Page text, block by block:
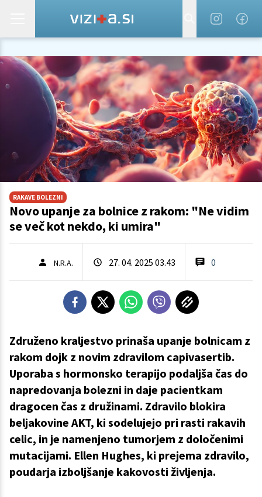
RAKAVE BOLEZNI
Novo upanje za bolnice z rakom: "Ne vidim
se več kot nekdo, ki umira"
N.R.A. 27. 04. 2025 03.43 0
Združeno kraljestvo prinaša upanje bolnicam z
rakom dojk z novim zdravilom capivasertib.
Uporaba s hormonsko terapijo podaljša čas do
napredovanja bolezni in daje pacientkam
dragocen čas z družinami. Zdravilo blokira
beljakovine AKT, ki sodelujejo pri rasti rakavih
celic, in je namenjeno tumorjem z določenimi
mutacijami. Ellen Hughes, ki prejema zdravilo,
poudarja izboljšanje kakovosti življenja.